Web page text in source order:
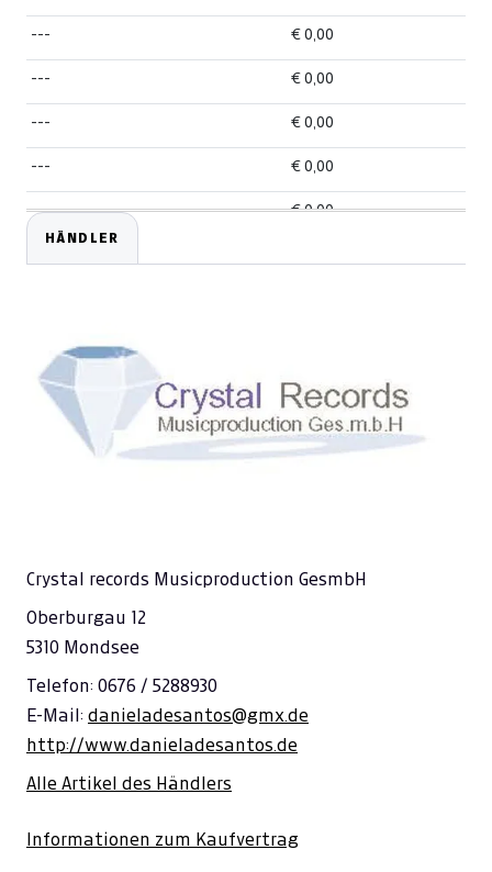
--- € 0,00
--- € 0,00
--- € 0,00
--- € 0,00
--- € 0,00
--- € 0,00
€ 0,00
---
---
---
---
HÄNDLER
Crystal records Musicproduction GesmbH
Oberburgau 12
5310 Mondsee
Telefon: 0676 / 5288930
E-Mail: danieladesantos@gmx.de
http://www.danieladesantos.de
Alle Artikel des Händlers
Informationen zum Kaufvertrag